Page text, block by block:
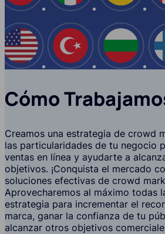
EE.UU Turquía Bulgaria
Cómo
Creamos una estrategia de crowd
las particularidades de tu negocio
ventas en línea y ayudarte a
objetivos. ¡Conquista el mercado
soluciones efectivas de crowd
Aprovecharemos al máximo todas
estrategia para incrementar el
marca, ganar la confianza de tu
alcanzar otros objetivos